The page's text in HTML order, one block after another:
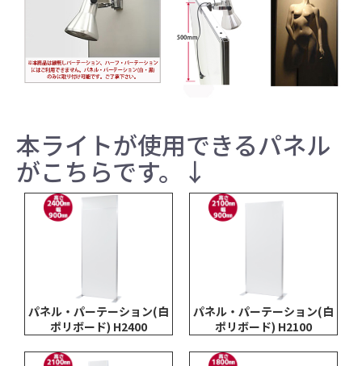
本ライトが使用できるパネル
がこちらです。↓
パネル・パーテーション(白
ポリボード) H2400
パネル・パーテーション(白
ポリボード) H2100